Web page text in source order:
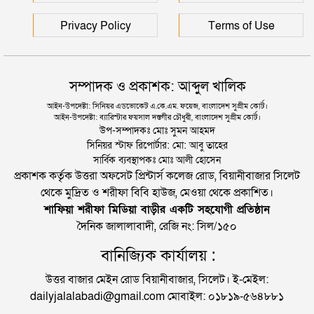
মন্ত্রণালয়ের ক্ষোভ
Privacy Policy Terms of Use
সম্পাদক ও প্রকাশক: আব্দুল খালিক
আইন-উপদেষ্টা: সিনিয়র এডভোকেট এ.কে.এম. ফয়েজ, বাংলাদেশ সুপ্রীম কোর্ট।
আইন-উপদেষ্টা: ব্যারিস্টার ফয়সাল দস্তগীর চৌধুরী, বাংলাদেশ সুপ্রীম কোর্ট।
উপ-সম্পাদকঃ মোঃ সুমন আহমদ
সিনিয়র স্টাফ রিপোর্টার: মো: আবু তাহের
সার্বিক ব্যবস্থাপকঃ মোঃ আলী হোসেন
প্রকাশক কর্তৃক উত্তরা অফসেট প্রিন্টার্স কলেজ রোড, বিয়ানীবাজার সিলেট
থেকে মুদ্রিত ও শরীফা বিবি হাউজ, মেওয়া থেকে প্রকাশিত।
শাফিয়া শরীফা মিডিয়া বাড়ীর একটি সহযোগী প্রতিষ্ঠান
দৈনিক জালালাবাদী, রেজি নং: সিল/১৫০
বানিজ্যিক কার্যালয় :
উত্তর বাজার মেইন রোড বিয়ানীবাজার, সিলেট। ই-মেইল:
dailyjalalabadi@gmail.com মোবাইল: ০১৮১৯-৫৬৪৮৮১